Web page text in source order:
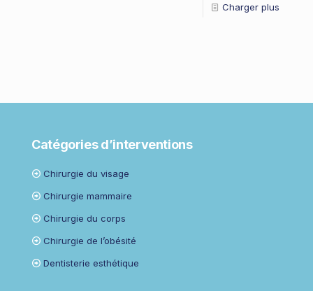
Charger plus
Catégories d’interventions
Chirurgie du visage
Chirurgie mammaire
Chirurgie du corps
Chirurgie de l’obésité
Dentisterie esthétique